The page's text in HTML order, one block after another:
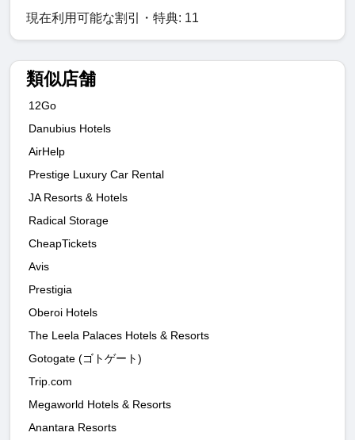
現在利用可能な割引・特典: 11
類似店舗
12Go
Danubius Hotels
AirHelp
Prestige Luxury Car Rental
JA Resorts & Hotels
Radical Storage
CheapTickets
Avis
Prestigia
Oberoi Hotels
The Leela Palaces Hotels & Resorts
Gotogate (ゴトゲート)
Trip.com
Megaworld Hotels & Resorts
Anantara Resorts